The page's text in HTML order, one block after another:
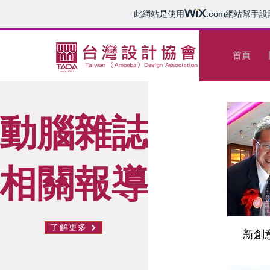
此網站是使用 .com網站幫手設
首頁
動腦雜誌
相關報導
了解更多
新創